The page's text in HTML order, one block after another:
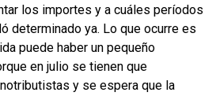
los importes y a cuáles períodos
determinado ya. Lo que ocurre es
puede haber un pequeño
en julio se tienen que
y se espera que la